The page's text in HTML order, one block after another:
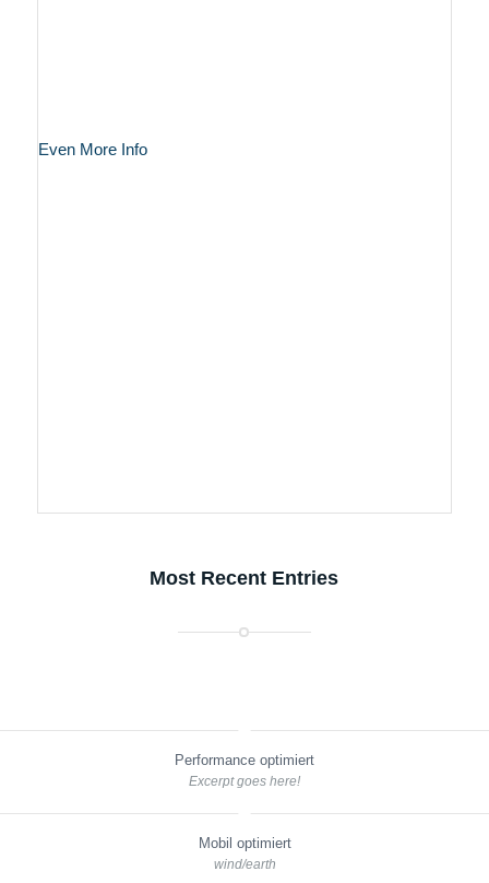
Even More Info
Most Recent Entries
Performance optimiert
Excerpt goes here!
Mobil optimiert
wind/earth